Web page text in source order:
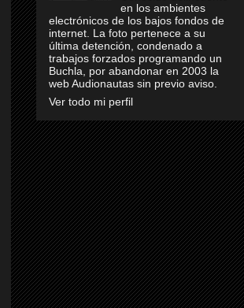
en los ambientes
electrónicos de los bajos fondos de
internet. La foto pertenece a su
última detención, condenado a
trabajos forzados programando un
Buchla, por abandonar en 2003 la
web Audionautas sin previo aviso.
Ver todo mi perfil